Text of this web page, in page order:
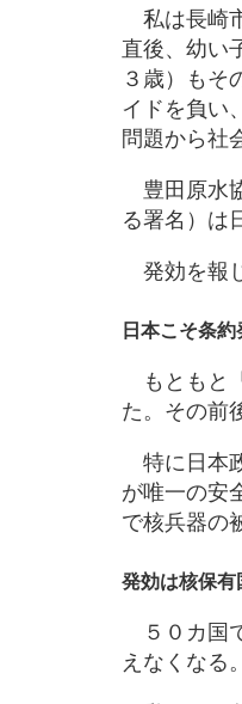
私は長崎
直後、幼い
３歳）もそ
イドを負い
問題から社
豊田原水
る署名）は
発効を報
日本こそ条
もともと
た。その前
特に日本
が唯一の安
で核兵器の
発効は核保
５０カ国
えなくなる。